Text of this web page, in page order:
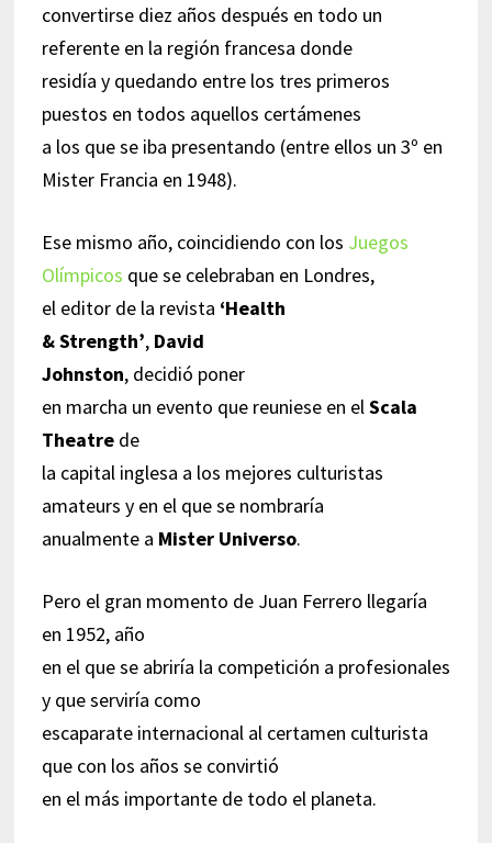
convertirse diez años después en todo un
referente en la región francesa donde
residía y quedando entre los tres primeros
puestos en todos aquellos certámenes
a los que se iba presentando (entre ellos un 3º en
Mister Francia en 1948).
Ese mismo año, coincidiendo con los Juegos
Olímpicos que se celebraban en Londres,
el editor de la revista ‘Health
& Strength’, David
Johnston, decidió poner
en marcha un evento que reuniese en elScala
Theatrede
la capital inglesa a los mejores culturistas
amateurs y en el que se nombraría
anualmente a Mister Universo.
Pero el gran momento de Juan Ferrero llegaría
en 1952, año
en el que se abriría la competición a profesionales
y que serviría como
escaparate internacional al certamen culturista
que con los años se convirtió
en el más importante de todo el planeta.